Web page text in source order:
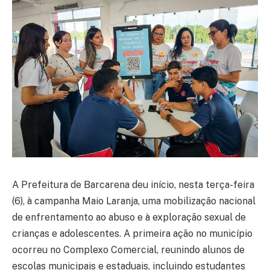
A Prefeitura de Barcarena deu início, nesta terça-feira
(6), à campanha Maio Laranja, uma mobilização nacional
de enfrentamento ao abuso e à exploração sexual de
crianças e adolescentes. A primeira ação no município
ocorreu no Complexo Comercial, reunindo alunos de
escolas municipais e estaduais, incluindo estudantes